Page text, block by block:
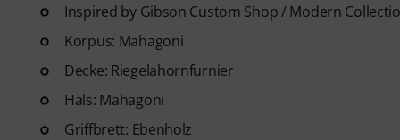
Gitarren Videolektionen für
weitere Features.
Inspired by Gibson Custom Shop / Modern
Korpus: Mahagoni
Decke: Riegelahornfurnier
Hals: Mahagoni
Griffbrett: Ebenholz